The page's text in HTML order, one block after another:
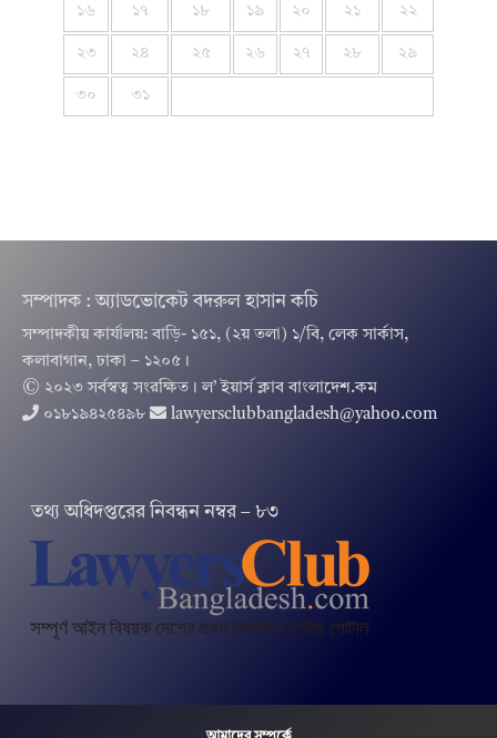
১৬ ১৭ ১৮ ১৯ ২০ ২১ ২২
২৩ ২৪ ২৫ ২৬ ২৭ ২৮ ২৯
৩০ ৩১
সম্পাদক : অ্যাডভোকেট বদরুল হাসান কচি
সম্পাদকীয় কার্যালয়: বাড়ি- ১৫১, (২য় তলা) ১/বি, লেক সার্কাস,
কলাবাগান, ঢাকা – ১২০৫।
© ২০২৩ সর্বস্বত্ব সংরক্ষিত । ল’ ইয়ার্স ক্লাব বাংলাদেশ.কম
০১৮১৯৪২৫৪৯৮
lawyersclubbangladesh@yahoo.com
তথ‌্য অ‌ধিদপ্ত‌রের নিবন্ধন নম্বর – ৮৩